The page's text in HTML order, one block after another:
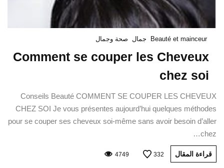
Beauté et mainceur جمال صحة وجمال
Comment se couper les Cheveux
chez soi
Conseils Beauté COMMENT SE COUPER LES CHEVEUX
CHEZ SOI Je vous présentes aujourd’hui quelques méthodes
pour se couper ses cheveux soi-même sans avoir besoin d’aller
chez…
قراءة المقال 332
4749